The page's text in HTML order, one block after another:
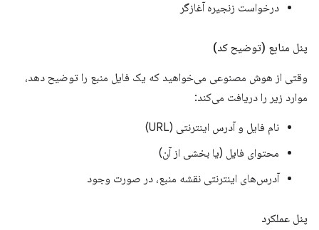
درخواست زنجیره آغازگر
پنل منابع (توضیح کد)
وقتی از هوش مصنوعی می‌خواهید که یک فایل منبع را توضیح دهد،
موارد زیر را دریافت می‌کند:
نام فایل و آدرس اینترنتی (URL)
محتوای فایل (یا بخشی از آن)
آدرس‌های اینترنتی نقشه منبع، در صورت وجود
پنل عملکرد